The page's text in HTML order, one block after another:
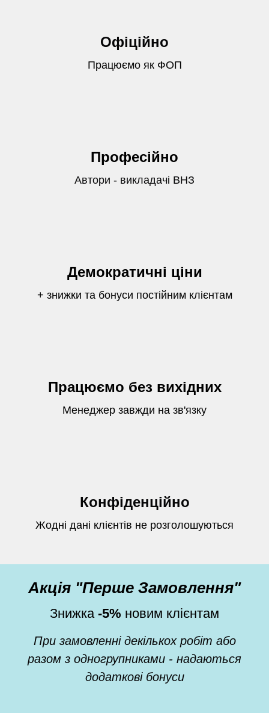
Офіційно
Працюємо як ФОП
Професійно
Автори - викладачі ВНЗ
Демократичні ціни
+ знижки та бонуси постійним клієнтам
Працюємо без вихідних
Менеджер завжди на зв'язку
Конфіденційно
Жодні дані клієнтів не розголошуються
Акція "Перше Замовлення"
Знижка -5% новим клієнтам
При замовленні декількох робіт або
разом з одногрупниками - надаються
додаткові бонуси